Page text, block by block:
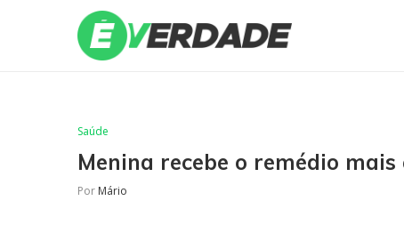
Saúde
Menina recebe o remédio
Por Mário